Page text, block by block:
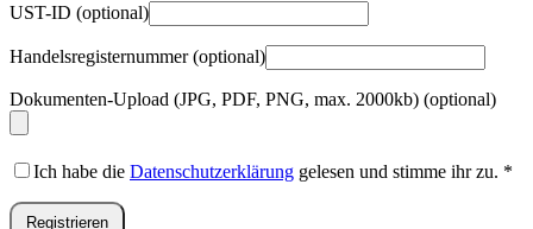
UST-ID (optional)
Handelsregisternummer(optional)
Dokumenten-Upload (JPG, PDF, PNG, max. 2000kb) (optional)
Ich habe die Datenschutzerklärung gelesen und stimme ihr zu. *
Registrieren